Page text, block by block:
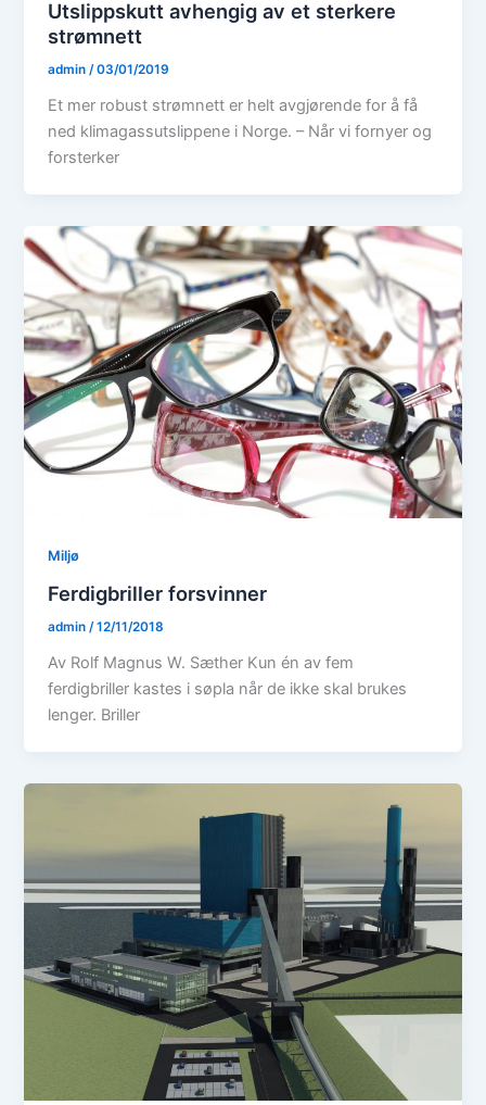
Utslippskutt avhengig av et sterkere
strømnett
admin/03/01/2019
Et mer robust strømnett er helt avgjørende for å få
ned klimagassutslippene i Norge. – Når vi fornyer og
forsterker
Miljø
Ferdigbriller forsvinner
admin/12/11/2018
Av Rolf Magnus W. Sæther Kun én av fem
ferdigbriller kastes i søpla når de ikke skal brukes
lenger. Briller